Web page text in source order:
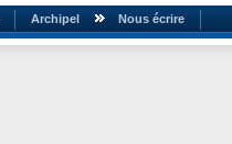
Archipel Nous écrire